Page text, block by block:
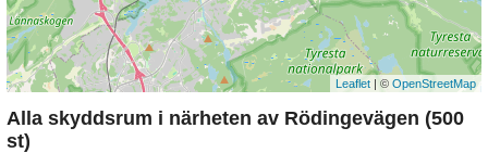
Leaflet | © OpenStreetMap
Alla skyddsrum i närheten av Rödingevägen (500
st)